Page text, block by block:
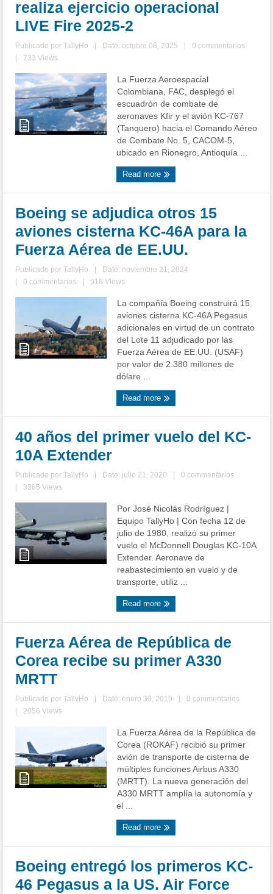
realiza ejercicio operacional
LIVE Fire 2025-2
Publicado porTallyHo Date: octubre 08, 2025
0 commentarios
733 Views
La Fuerza Aeroespacial
Colombiana, FAC, desplegó el
escuadrón de combate de
aeronaves Kfir y el avión KC-767
(Tanquero) hacia el Comando Aéreo
de Combate No. 5, CACOM-5,
ubicado en Rionegro, Antioquía ...
Read more
Boeing se adjudica otros 15
aviones cisterna KC-46A para la
Fuerza Aérea de EE.UU.
Publicado porTallyHo
Date: noviembre 21, 2024
0 commentarios 918 Views
La compañía Boeing construirá 15
aviones cisterna KC-46A Pegasus
adicionales en virtud de un contrato
del Lote 11 adjudicado por las
Fuerza Aérea de EE.UU. (USAF)
por valor de 2.380 millones de
dólare ...
Read more
40 años del primer vuelo del KC-
10A Extender
Publicado porTallyHo Date: julio 21, 2020
0 commentarios
3365 Views
Por José Nicolás Rodríguez |
Equipo TallyHo | Con fecha 12 de
julio de 1980, realizó su primer
vuelo el McDonnell Douglas KC-10A
Extender. Aeronave de
reabastecimiento en vuelo y de
transporte, utiliz ...
Read more
Fuerza Aérea de República de
Corea recibe su primer A330
MRTT
Publicado porTallyHo Date: enero 30, 2019
0 commentarios
2056 Views
La Fuerza Aérea de la República de
Corea (ROKAF) recibió su primer
avión de transporte de cisterna de
múltiples funciones Airbus A330
(MRTT). La nueva generación del
A330 MRTT amplía la autonomía y
el ...
Read more
Boeing entregó los primeros KC-
46 Pegasus a la US. Air Force